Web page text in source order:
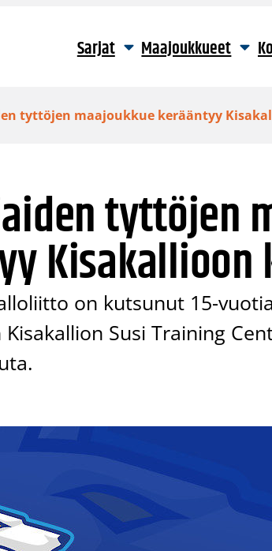
Sarjat Maajoukkueet
tyttöjen maajoukkue kerääntyy
tyttöjen
Kisakallioon
on kutsunut 15-
Susi Training